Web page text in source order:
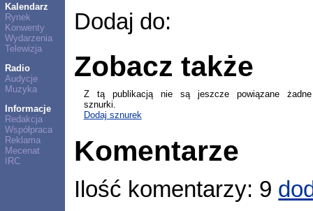
Kalendarz
Rynek
Konwenty
Wydarzenia
Telewizja
Radio
Audycje
Muzyka
Informacje
Redakcja
Współpraca
Reklama
Mecenat
IRC
Dodaj do:
Zobacz także
Z tą publikacją nie są jeszcze powiązane żadne
sznurki.
Dodaj sznurek
Komentarze
Ilość komentarzy: 9